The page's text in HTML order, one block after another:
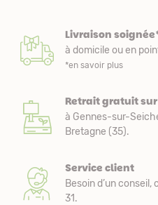
Livraison
à domicile ou en
*en savoir plus
Retrait gratuit
à Gennes-sur-
Bretagne (35).
Service client
Besoin d’un
31.